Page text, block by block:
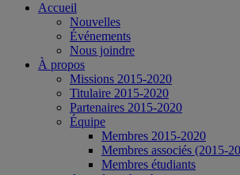
Accueil
Nouvelles
Événements
Nous joindre
À propos
Missions 2015-2020
Titulaire 2015-2020
Partenaires 2015-2020
Équipe
Membres 2015-2020
Membres associés (2015-
Membres étudiants